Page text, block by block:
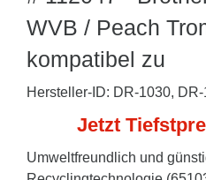
WVB / Peach
kompatibel zu
Hersteller-ID: DR-1030,
Jetzt
Umweltfreundlich und